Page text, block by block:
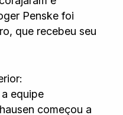
Penske foi
que recebeu seu
equipe
começou a